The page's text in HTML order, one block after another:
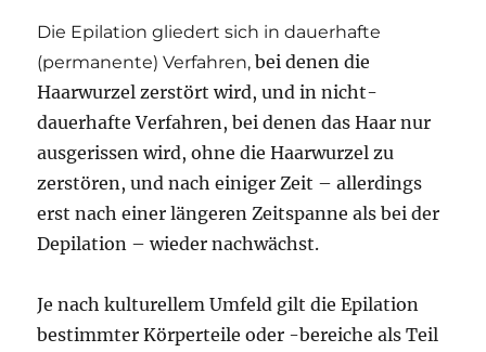
Die Epilation gliedert sich in dauerhafte
(permanente) Verfahren, bei denen die
Haarwurzel zerstört wird, und in nicht-
dauerhafte Verfahren, bei denen das Haar nur
ausgerissen wird, ohne die Haarwurzel zu
zerstören, und nach einiger Zeit – allerdings
erst nach einer längeren Zeitspanne als bei der
Depilation – wieder nachwächst.
Je nach kulturellem Umfeld gilt die Epilation
bestimmter Körperteile oder -bereiche als Teil